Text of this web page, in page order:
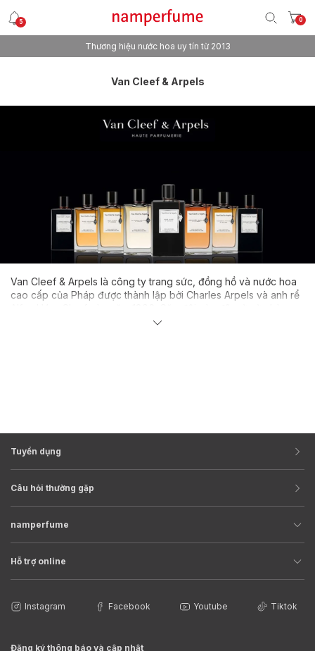
5 0
Freeship cho mọi đơn hàng
Thương hiệu nước hoa uy tín từ 2013
Van Cleef & Arpels
Van Cleef & Arpels là công ty trang sức, đồng hồ và nước hoa
cao cấp của Pháp được thành lập bởi Charles Arpels và anh rể
đầu tiên tại Place Vendome vào năm 1906. Mùi hương đầu tiên
Tuyển dụng
Câu hỏi thường gặp
namperfume
Hỗ trợ online
Instagram Facebook Youtube Tiktok
Đăng ký thông báo và cập nhật